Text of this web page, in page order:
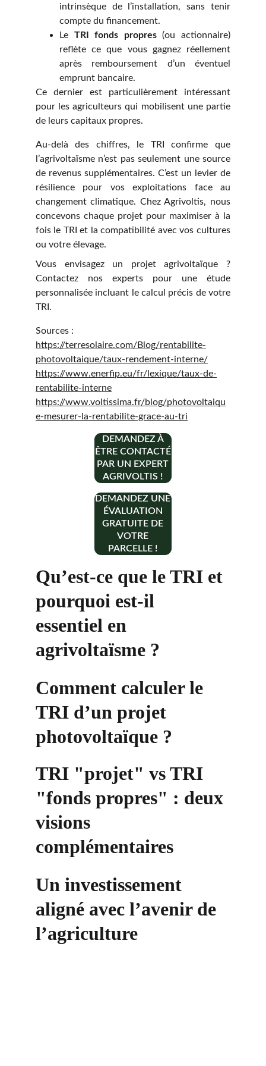
DEMANDEZ À
ÊTRE CONTACTÉ
PAR UN EXPERT
AGRIVOLTIS !
Qu’est-ce que le TRI et
pourquoi est-il
essentiel en
agrivoltaïsme ?
Comment calculer le
TRI d’un projet
photovoltaïque ?
TRI "projet" vs TRI
"fonds propres" : deux
visions
complémentaires
intrinsèque de l’installation, sans tenir
compte du financement.
Le TRI fonds propres(ou actionnaire)
reflète ce que vous gagnez réellement
après remboursement d’un éventuel
emprunt bancaire.
Ce dernier est particulièrement intéressant
pour les agriculteurs qui mobilisent une partie
de leurs capitaux propres.
Un investissement
aligné avec l’avenir de
l’agriculture
Au-delà des chiffres, le TRI confirme que
l’agrivoltaïsme n’est pas seulement une source
de revenus supplémentaires. C’est un levier de
résilience pour vos exploitations face au
changement climatique. Chez Agrivoltis, nous
concevons chaque projet pour maximiser à la
fois le TRI et la compatibilité avec vos cultures
ou votre élevage.
Vous envisagez un projet agrivoltaïque ?
Contactez nos experts pour une étude
personnalisée incluant le calcul précis de votre
TRI.
DEMANDEZ UNE
ÉVALUATION
GRATUITE DE
VOTRE
PARCELLE !
Sources :
https://terresolaire.com/Blog/rentabilite-
photovoltaique/taux-rendement-interne/
https://www.enerfip.eu/fr/lexique/taux-de-
rentabilite-interne
https://www.voltissima.fr/blog/photovoltaiqu
e-mesurer-la-rentabilite-grace-au-tri